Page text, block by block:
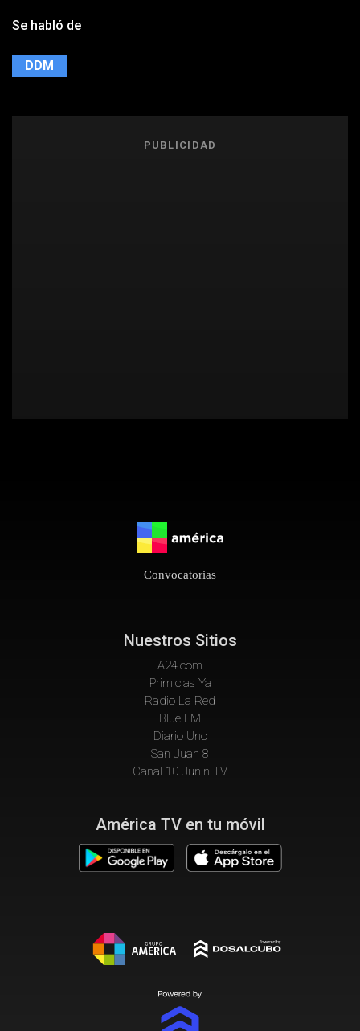
Se habló de
DDM
PUBLICIDAD
Convocatorias
Nuestros Sitios
A24.com
Primicias Ya
Radio La Red
Blue FM
Diario Uno
San Juan 8
Canal 10 Junin TV
América TV en tu móvil